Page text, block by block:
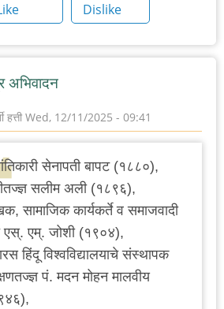
Dislike
अभिवादन
हत्ती Wed, 12/11/2025 - 09:41
सेनापती बापट (१८८०),
सलीम अली (१८९६),
सामाजिक कार्यकर्ते व समाजवादी
एम्. जोशी (१९०४),
हिंदू विश्वविद्यालयाचे संस्थापक
पं. मदन मोहन मालवीय